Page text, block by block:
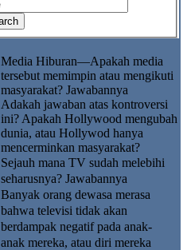
Media Hiburan—Apakah media
tersebut memimpin atau mengikuti
masyarakat? Jawabannya
Adakah jawaban atas kontroversi
ini? Apakah Hollywood mengubah
dunia, atau Hollywod hanya
mencerminkan masyarakat?
Sejauh mana TV sudah melebihi
seharusnya? Jawabannya
Banyak orang dewasa merasa
bahwa televisi tidak akan
berdampak negatif pada anak-
anak mereka, atau diri mereka